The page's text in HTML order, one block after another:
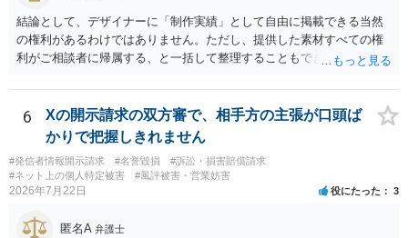
結論として、デザイナーに「制作実績」として自由に掲載できる当然
の権利があるわけではありません。ただし、提供した素材すべての権
利がご相談者に帰属する、と一括して整理することもできません。 ご
身が著作権者です。 他方、ブランド名、文字主体のロゴ、商品情報、
短いキャッチコピー、販売コンセプトなどは、通常、著作物には当た
りません。ただし、ロゴに独自の図形やイラスト等が含まれる場合に
は、その表現部分が著作物となる可能性があります。 また、人物写真
の著作権は撮影者に、肖像に関する権利は被写体本人に帰属します
（著作権法2条・17条）。 ウェブサイト全体に当然に著作権が生じる
等は別として、一般的なレイアウトや配色、依頼者から提供された素
6
Xの開示請求の双方審で、相手方の主張が口頭ば
かりで把握しきれません
#発信者情報開示請求 #名誉毀損
#訴訟・損害賠償請求
#ネット上の個人特定被害
#風評被害・営業妨害
2026年7月22日 役にたった 3
匿名A 弁護士